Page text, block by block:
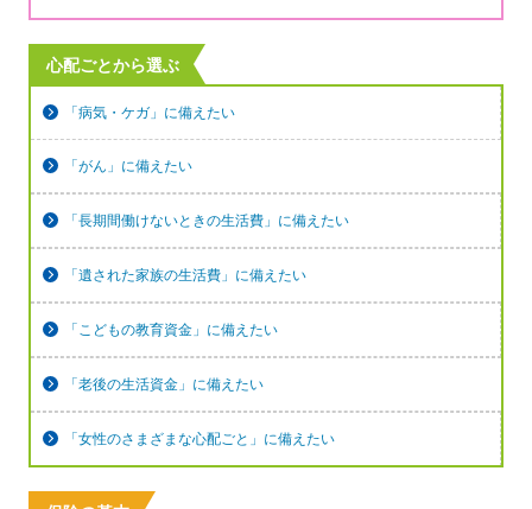
心配ごとから選ぶ
「病気・ケガ」に備えたい
「がん」に備えたい
「長期間働けないときの生活費」に備えたい
「遺された家族の生活費」に備えたい
「こどもの教育資金」に備えたい
「老後の生活資金」に備えたい
「女性のさまざまな心配ごと」に備えたい